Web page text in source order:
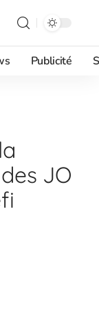
Publicité
JO